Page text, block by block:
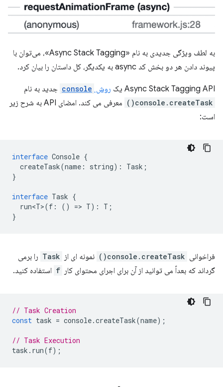
به لطف ویژگی جدیدی به نام «Async Stack Tagging»، می‌توان با
پیوند دادن هر دو بخش کد async به یکدیگر، کل داستان را بیان کرد.
Async Stack Tagging API یک روش console جدید به نام
console.createTask()
معرفی می کند. امضای API به شرح زیر
است:
interface Console {
createTask(name : string) : Task ;
}
interface Task {
run<T>(f : () => T) : T ;
}
فراخوانی console.createTask() نمونه ای از Task را برمی
گرداند که بعداً می توانید از آن برای اجرای محتوای کار f استفاده کنید.
// Task Creation
const task = console.createTask(name);
// Task Execution
task . run(f);